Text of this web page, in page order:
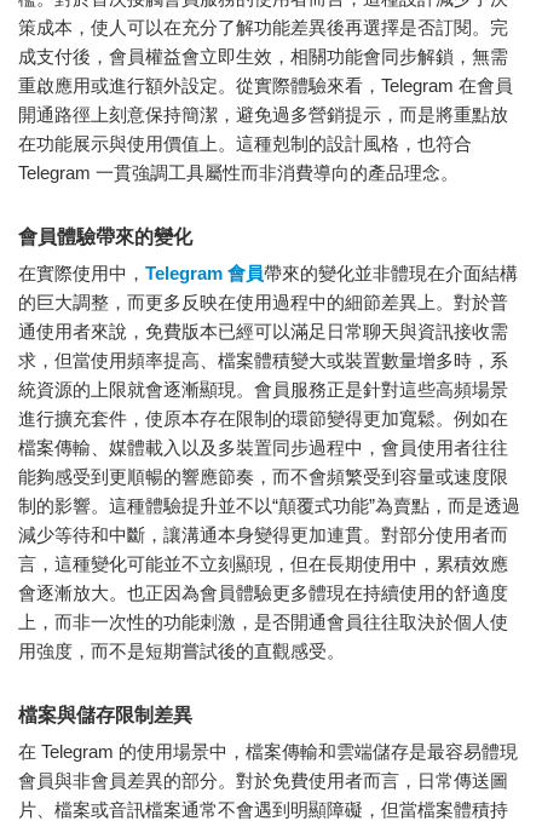
策成本，使人可以在充分了解功能差異後再選擇是否訂閱。完
成支付後，會員權益會立即生效，相關功能會同步解鎖，無需
重啟應用或進行額外設定。從實際體驗來看，Telegram 在會員
開通路徑上刻意保持簡潔，避免過多營銷提示，而是將重點放
在功能展示與使用價值上。這種剋制的設計風格，也符合
Telegram 一貫強調工具屬性而非消費導向的產品理念。
會員體驗帶來的變化
在實際使用中， Telegram 會員帶來的變化並非體現在介面結構
的巨大調整，而更多反映在使用過程中的細節差異上。對於普
通使用者來說，免費版本已經可以滿足日常聊天與資訊接收需
求，但當使用頻率提高、檔案體積變大或裝置數量增多時，系
統資源的上限就會逐漸顯現。會員服務正是針對這些高頻場景
進行擴充套件，使原本存在限制的環節變得更加寬鬆。例如在
檔案傳輸、媒體載入以及多裝置同步過程中，會員使用者往往
能夠感受到更順暢的響應節奏，而不會頻繁受到容量或速度限
制的影響。這種體驗提升並不以“顛覆式功能”為賣點，而是透過
減少等待和中斷，讓溝通本身變得更加連貫。對部分使用者而
言，這種變化可能並不立刻顯現，但在長期使用中，累積效應
會逐漸放大。也正因為會員體驗更多體現在持續使用的舒適度
上，而非一次性的功能刺激，是否開通會員往往取決於個人使
用強度，而不是短期嘗試後的直觀感受。
檔案與儲存限制差異
在 Telegram 的使用場景中，檔案傳輸和雲端儲存是最容易體現
會員與非會員差異的部分。對於免費使用者而言，日常傳送圖
片、檔案或音訊檔案通常不會遇到明顯障礙，但當檔案體積持